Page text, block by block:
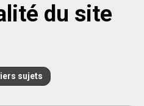
du site
sujets